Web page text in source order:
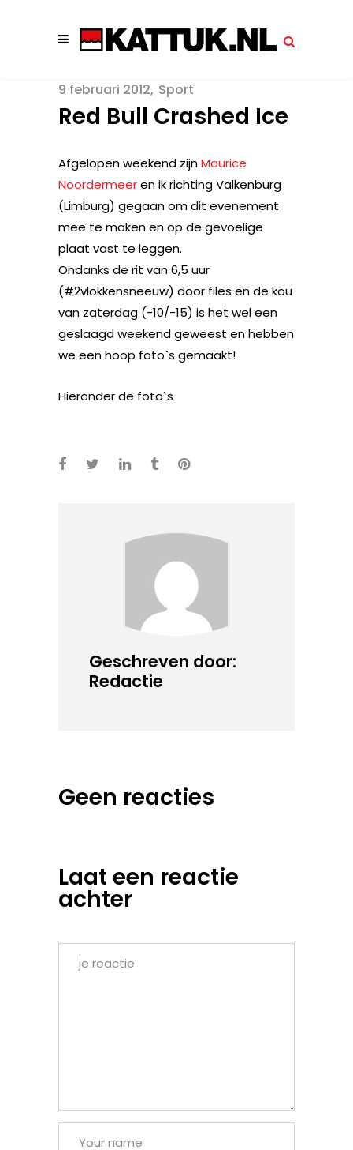
9 februari 2012 Sport
Red Bull Crashed Ice
Afgelopen weekend zijnMaurice
Noordermeeren ik richting Valkenburg
(Limburg) gegaan om dit evenement
mee te maken en op de gevoelige
plaat vast te leggen.
Ondanks de rit van 6,5 uur
(#2vlokkensneeuw) door files en de kou
van zaterdag (-10/-15) is het wel een
geslaagd weekend geweest en hebben
we een hoop foto`s gemaakt!
Hieronder de foto`s
Geschreven door:
Redactie
Geen reacties
Laat een reactie
achter